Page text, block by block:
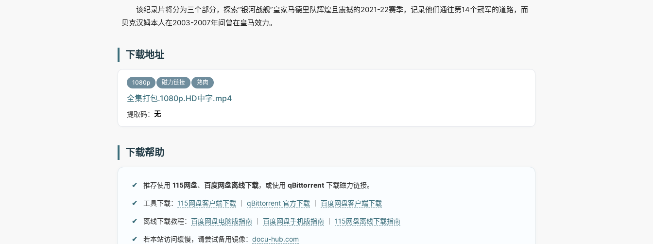
该纪录片将分为三个部分，探索“银河战舰”皇家马德里队辉煌且震撼的2021-22赛季，记录他们通往第14个冠军的道路，而
贝克汉姆本人在2003-2007年间曾在皇马效力。
下载地址
1080p 磁力链接 熟肉
全集打包.1080p.HD中字.mp4
提取码： 无
下载帮助
推荐使用 115网盘、 百度网盘离线下载，或使用 qBittorrent 下载磁力链接。
工具下载： 115网盘客户端下载 qBittorrent 官方下载 百度网盘客户端下载
离线下载教程： 百度网盘电脑版指南 百度网盘手机版指南 115网盘离线下载指南
若本站访问缓慢，请尝试备用镜像： docu-hub.com